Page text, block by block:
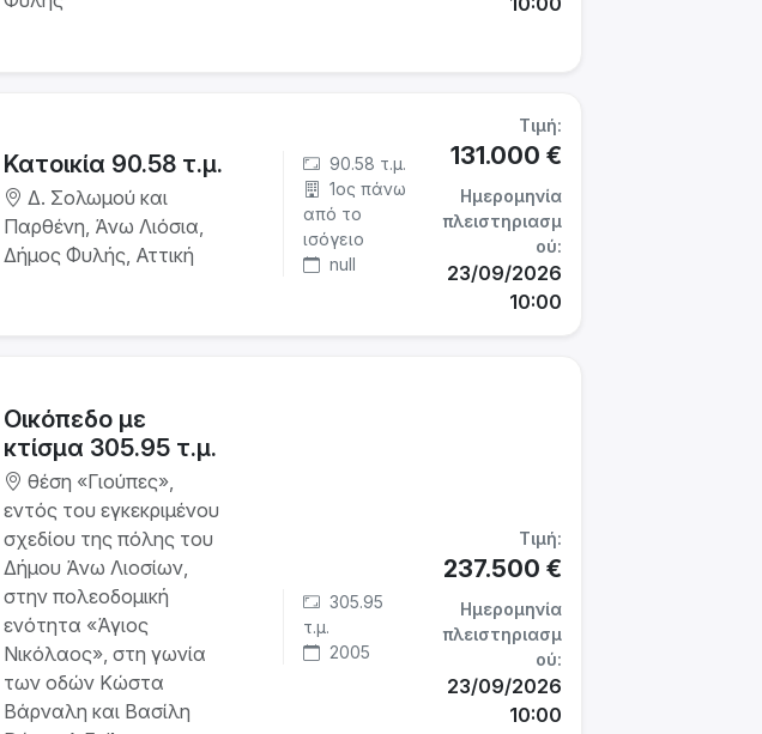
Κατοικία 90.58 τ.μ.
Δ. Σολωμού και
Παρθένη, Άνω Λιόσια,
Δήμος Φυλής, Αττική
90.58 τ.μ.
1ος πάνω
από το
ισόγειο
null
Τιμή:
131.000 €
Ημερομηνία
πλειστηριασμ
ού:
23/09/2026
10:00
Οικόπεδο με
κτίσμα 305.95 τ.μ.
θέση «Γιούπες»,
εντός του εγκεκριμένου
σχεδίου της πόλης του
Δήμου Άνω Λιοσίων,
στην πολεοδομική
ενότητα «Άγιος
Νικόλαος», στη γωνία
των οδών Κώστα
Βάρναλη και Βασίλη
305.95
τ.μ.
2005
Τιμή:
237.500 €
Ημερομηνία
πλειστηριασμ
ού:
23/09/2026
10:00